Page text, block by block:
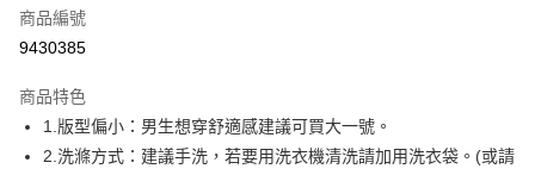
超商取貨付款
Apple Pay
街口支付
商品編號
9430385
商品特色
1.版型偏小：男生想穿舒適感建議可買大一號。
2.洗滌方式：建議手洗，若要用洗衣機清洗請加用洗衣袋。(或請